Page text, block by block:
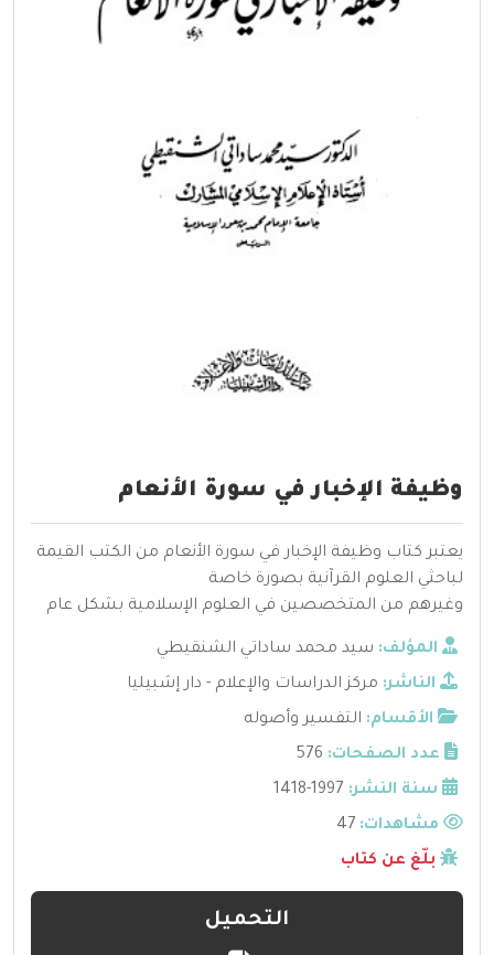
وظيفة الإخبار في سورة الأنعام
يعتبر كتاب وظيفة الإخبار في سورة الأنعام من الكتب القيمة
لباحثي العلوم القرآنية بصورة خاصة
وغيرهم من المتخصصين في العلوم الإسلامية بشكل عام
المؤلف: سيد محمد ساداتي الشنقيطي
الناشر: مركز الدراسات والإعلام - دار إشبيليا
الأقسام: التفسير وأصوله
عدد الصفحات: 576
سنة النشر: 1997-1418
مشاهدات:
بلّغ عن كتاب
التحميل